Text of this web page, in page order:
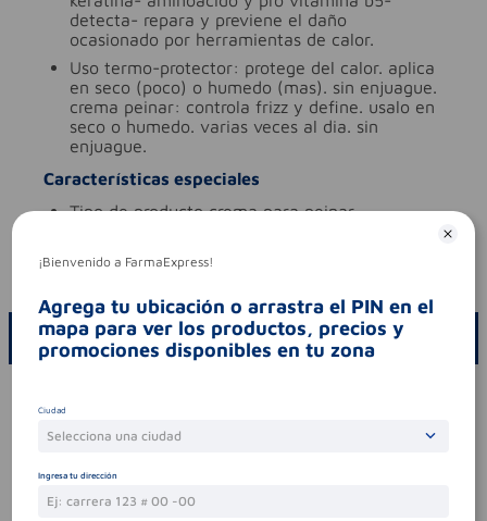
detecta- repara y previene el daño
ocasionado por herramientas de calor.
uso termo-protector: protege del calor. aplica
en seco (poco) o humedo (mas). sin enjuague.
crema peinar: controla frizz y define. usalo en
seco o humedo. varias veces al dia. sin
enjuague.
Características especiales
tipo de producto crema para peinar
codigo invima
ESCRIBE UN COMENTARIO
Sin comentarios.
¡Bienvenido a FarmaExpress!
Agrega tu ubicación o arrastra el PIN en el
mapa para ver los productos, precios y
promociones disponibles en tu zona
Ciudad
Selecciona una ciudad
Ingresa tu dirección